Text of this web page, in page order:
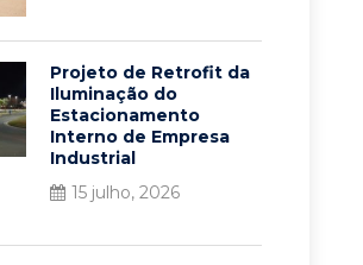
Projeto de Retrofit da
Iluminação do
Estacionamento
Interno de Empresa
Industrial
15 julho, 2026